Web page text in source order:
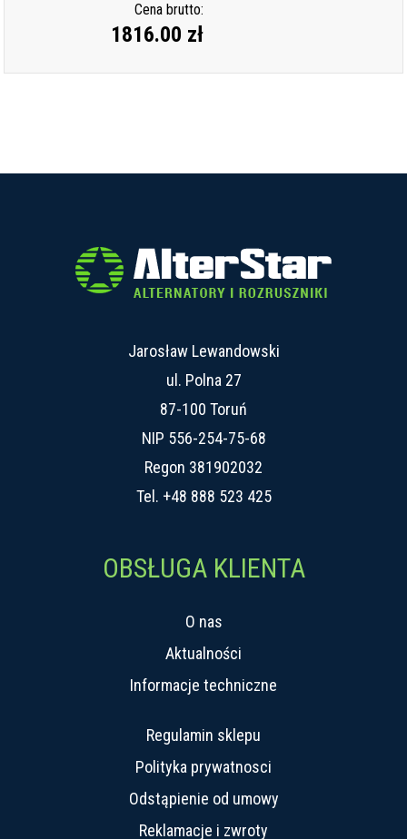
Cena brutto:
1816.00 zł
Jarosław Lewandowski
ul. Polna 27
87-100 Toruń
NIP 556-254-75-68
Regon 381902032
Tel. +48 888 523 425
OBSŁUGA KLIENTA
O nas
Aktualności
Informacje techniczne
Regulamin sklepu
Polityka prywatnosci
Odstąpienie od umowy
Reklamacje i zwroty